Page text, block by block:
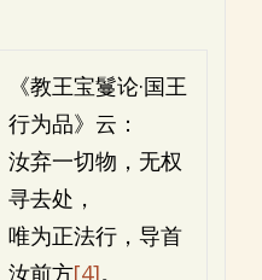
《教王宝鬘论·国王
行为品》云：
汝弃一切物，无权
寻去处，
唯为正法行，导首
汝前方[4]。